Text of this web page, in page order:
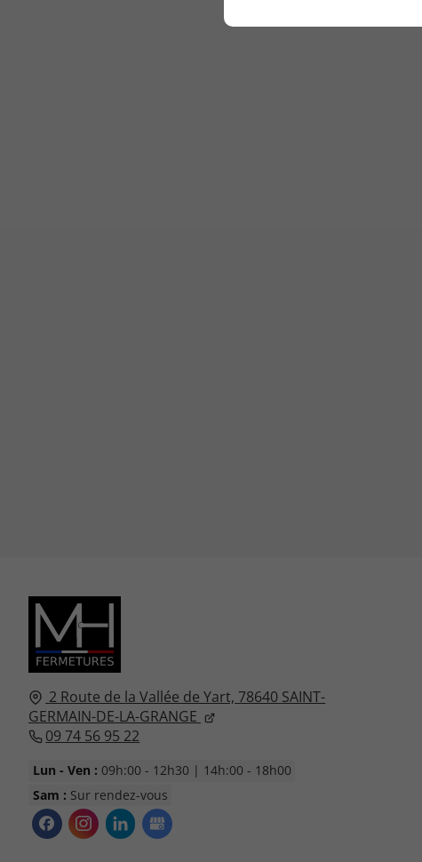
2 Route de la Vallée de Yart, 78640 SAINT-
GERMAIN-DE-LA-GRANGE
09 74 56 95 22
Lun - Ven : 09h:00 - 12h30 | 14h:00 - 18h00
Sam : Sur rendez-vous